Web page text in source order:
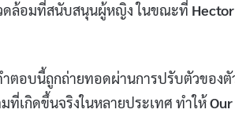
ดล้อมที่สนับสนุนผู้หญิง ในขณะที่ Hector
ำตอบนี้ถูกถ่ายทอดผ่านการปรับตัวของตั
ที่เกิดขึ้นจริงในหลายประเทศ ทำให้Our